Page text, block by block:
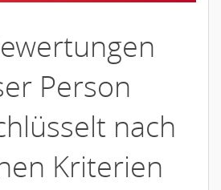
Person
nach
Kriterien